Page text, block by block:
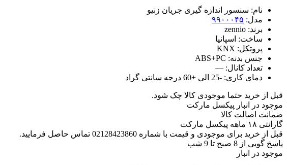
نام: سنسور اندازه گیری جریان زنیو
مدل: ۹۹۰۰۰۴۵
برند: zennio
ساخت: اسپانیا
پروتکل: KNX
جنس بدنه: ABS+PC
تعداد کانال: —
دمای کاری: -25 الی +60 درجه سانتی گراد
قبل از خرید حتما موجودی کالا چک شود.
موجود در انبار پیکسل مارکت
ضمانت اصالت کالا
گارانتی ۱۸ ماهه پیکسل مارکت
قبل از خرید برای موجودی و قیمت با شماره 02128423860 تماس حاصل فرمایید.
پاسخ گویی از 8 صبح تا 9 شب
موجود در انبار